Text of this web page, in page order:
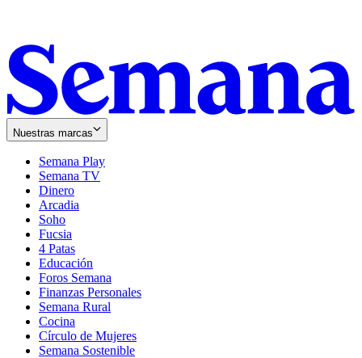
Nuestras marcas
Semana Play
Semana TV
Dinero
Arcadia
Soho
in
new
window
Fucsia
in
new
window
4 Patas
Educación
Foros Semana
Finanzas Personales
Semana Rural
Cocina
Círculo de Mujeres
Semana Sostenible